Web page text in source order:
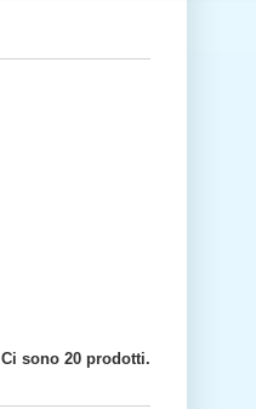
Ci sono 20 prodotti.